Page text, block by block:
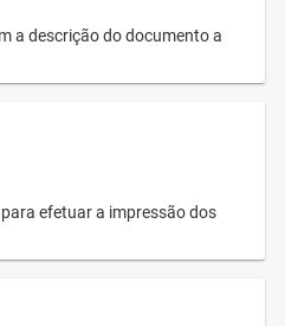
a descrição do documento a
efetuar a impressão dos